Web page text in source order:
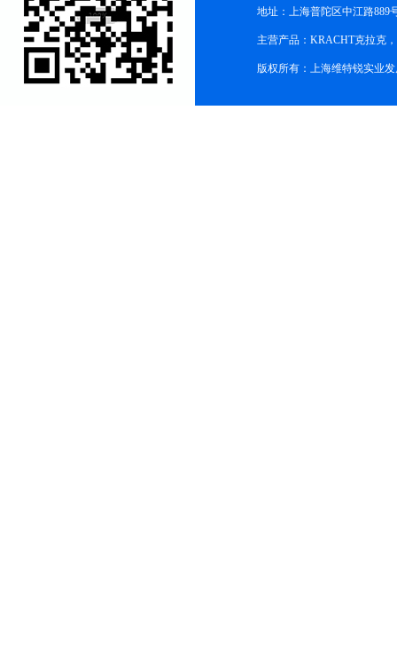
地址：上海普陀区中江路889
主营产品：KRACHT克拉克
版权所有：上海维特锐实业